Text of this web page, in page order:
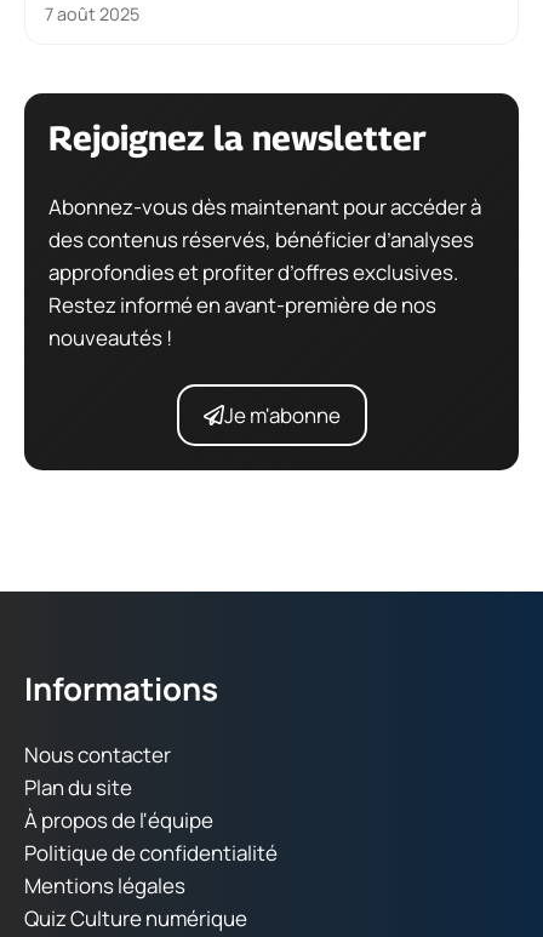
7 août 2025
Rejoignez la newsletter
Abonnez-vous dès maintenant pour accéder à
des contenus réservés, bénéficier d’analyses
approfondies et profiter d’offres exclusives.
Restez informé en avant-première de nos
nouveautés !
Je m'abonne
Informations
Nous contacter
Plan du site
À propos de l'équipe
Politique de confidentialité
Mentions légales
Quiz Culture numérique